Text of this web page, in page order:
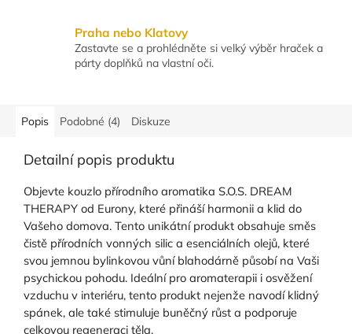
Praha nebo Klatovy
Zastavte se a prohlédněte si velký výběr hraček a
párty doplňků na vlastní oči.
Popis Podobné (4) Diskuze
Detailní popis produktu
Objevte kouzlo přírodního aromatika S.O.S. DREAM
THERAPY od Eurony, které přináší harmonii a klid do
Vašeho domova. Tento unikátní produkt obsahuje směs
čistě přírodních vonných silic a esenciálních olejů, které
svou jemnou bylinkovou vůní blahodárně působí na Vaši
psychickou pohodu. Ideální pro aromaterapii i osvěžení
vzduchu v interiéru, tento produkt nejenže navodí klidný
spánek, ale také stimuluje buněčný růst a podporuje
celkovou regeneraci těla.